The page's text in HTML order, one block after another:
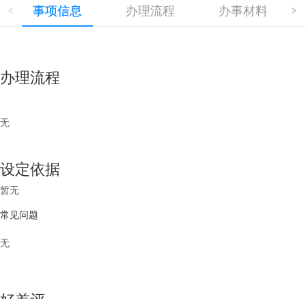
事项信息 办理流程 办事材料
办理流程
无
设定依据
暂无
常见问题
无